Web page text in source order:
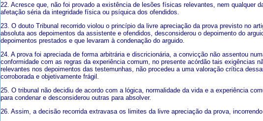
22. Acresce que, não foi provado a existência de lesões físicas relevantes, nem qualquer
afetação séria da integridade física ou psíquica dos ofendidos.
23. O douto Tribunal recorrido violou o princípio da livre apreciação da prova previsto no
absoluta aos depoimentos da assistente e ofendidos, desconsiderou o depoimento do
depoimentos prestados e que levaram à condenação do arguido.
24. A prova foi apreciada de forma arbitrária e discricionária, a convicção não assentou
conformidade com as regras da experiência comum, no presente acórdão tais exigências
relevantes nos depoimentos das testemunhas, não procedeu a uma valoração crítica
corroborada e objetivamente frágil.
25. O tribunal não decidiu de acordo com a lógica, normalidade da vida e a experiência
para condenar e desconsiderou outras para absolver.
26. Assim, a decisão recorrida extravasa os limites da livre apreciação da prova,